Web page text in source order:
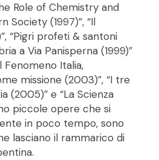
Role of Chemistry and
Society (1997)”, “Il
“Pigri profeti & santoni
a Via Panisperna (1999)”
Fenomeno Italia,
missione (2003)”, “I tre
(2005)” e “La Scienza
piccole opere che si
in poco tempo, sono
lasciano il rammarico di